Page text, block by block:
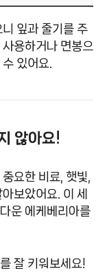
잎과 줄기를 주
용하거나 면봉으
있어요.
않아요!
요한 비료, 햇빛,
보았어요. 이 세
운 에케베리아를
잘 키워보세요!